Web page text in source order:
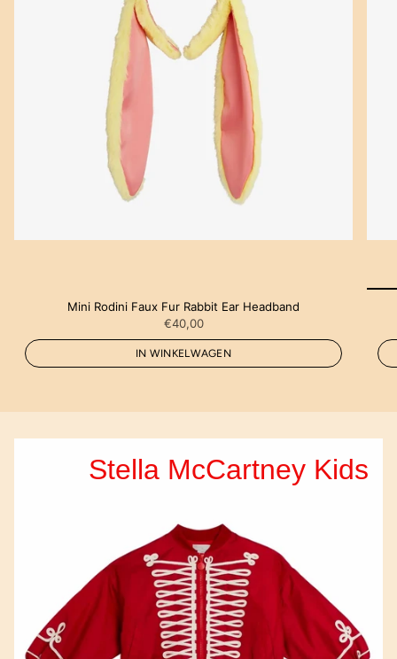
Mini Rodini Faux Fur Rabbit Ear Headband
€40,00
IN WINKELWAGEN
Stella McCartney Kids